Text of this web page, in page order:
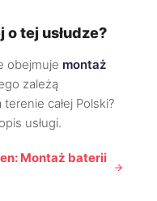
tej usłudze?
obejmuje montaż
zależą
całej Polski?
usługi.
Montaż baterii